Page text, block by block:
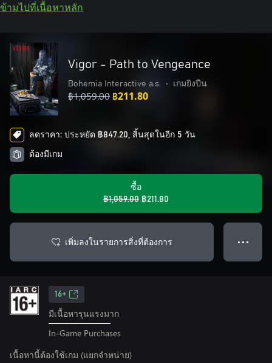
ข้ามไปที่เนื้อหาหลัก
Vigor - Path to Vengeance
Bohemia Interactive a.s. • เกมยิงปืน
฿1,059.00 ฿211.80
ลดราคา: ประหยัด ฿847.20, สิ้นสุดในอีก 5 วัน
ต้องมีเกม
ซื้อ
฿1,059.00 ฿211.80
เพิ่มลงในรายการสิ่งที่ต้องการ ● ● ●
16+
มีเนื้อหารุนแรงมาก
In-Game Purchases
เนื้อหานี้ต้องใช้เกม (แยกจำหน่าย)